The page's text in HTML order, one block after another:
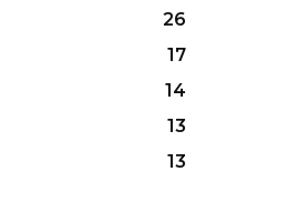
26
17
14
13
13